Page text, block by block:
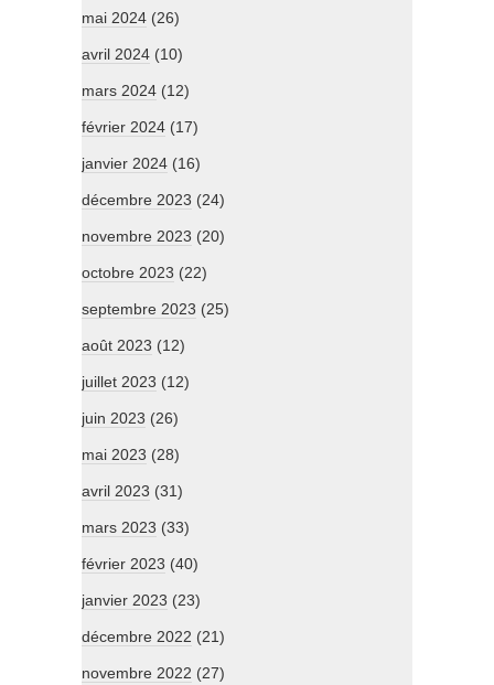
mai 2024 (26)
avril 2024 (10)
mars 2024 (12)
février 2024 (17)
janvier 2024 (16)
décembre 2023 (24)
novembre 2023 (20)
octobre 2023 (22)
septembre 2023 (25)
août 2023 (12)
juillet 2023 (12)
juin 2023 (26)
mai 2023 (28)
avril 2023 (31)
mars 2023 (33)
février 2023 (40)
janvier 2023 (23)
décembre 2022 (21)
novembre 2022 (27)